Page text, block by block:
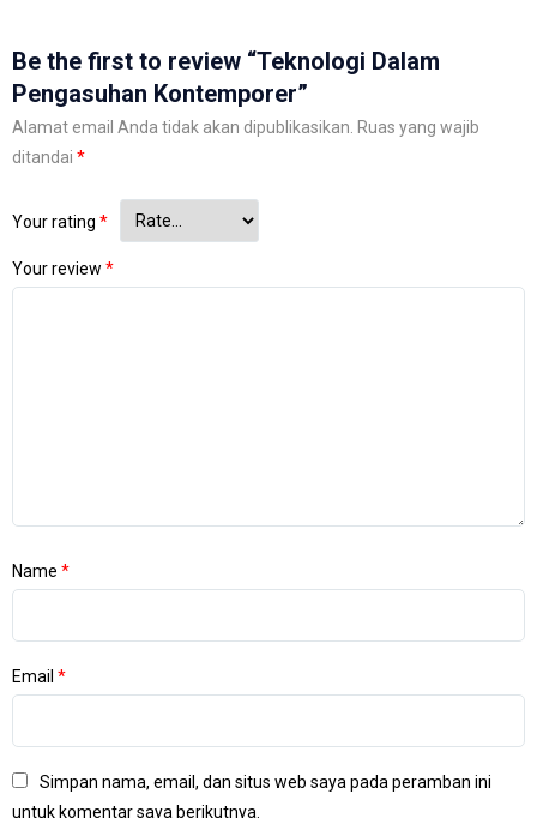
Be the first to review “Teknologi Dalam
Pengasuhan Kontemporer”
Alamat email Anda tidak akan dipublikasikan. Ruas yang wajib
ditandai *
Your rating *
Your review *
Name *
Email *
Simpan nama, email, dan situs web saya pada peramban ini
untuk komentar saya berikutnya.